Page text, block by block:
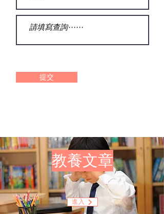
提交
​教養文章
進入